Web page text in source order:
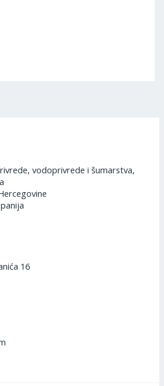
vodoprivrede i šumarstva,
16